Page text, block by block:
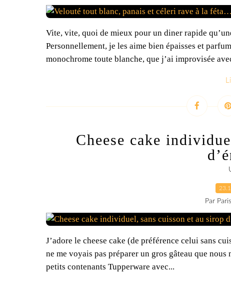
Vite, vite, quoi de mieux pour un diner rapide
Personnellement, je les aime bien épaisses et
monochrome toute blanche, que j’ai improvisée
Cheese cake
Par
J’adore le cheese cake (de préférence celui sans
ne me voyais pas préparer un gros gâteau que
petits contenants Tupperware avec...